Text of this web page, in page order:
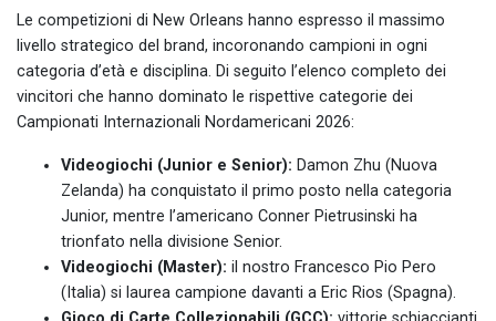
Le competizioni di New Orleans hanno espresso il massimo
livello strategico del brand, incoronando campioni in ogni
categoria d’età e disciplina. Di seguito l’elenco completo dei
vincitori che hanno dominato le rispettive categorie dei
Campionati Internazionali Nordamericani 2026:
Videogiochi (Junior e Senior): Damon Zhu (Nuova
Zelanda) ha conquistato il primo posto nella categoria
Junior, mentre l’americano Conner Pietrusinski ha
trionfato nella divisione Senior.
Videogiochi (Master): il nostro Francesco Pio Pero
(Italia) si laurea campione davanti a Eric Rios (Spagna).